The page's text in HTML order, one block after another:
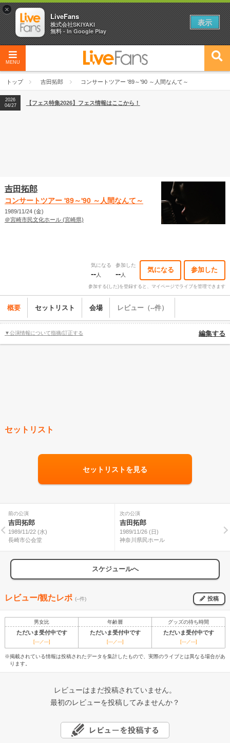
MENU
トップ 吉田拓郎 コンサートツアー '89～'90 ～人間なんて～
2026
04/27
2026
【ライブ動員ランキング】2026年上半期編発表！
2026
04/27
【フェス特集2026】フェス情報はここから！
吉田拓郎
コンサートツアー '89～'90 ～人間なんて～
1989/11/24 (金)
＠宮崎市民文化ホール (宮崎県)
気になる
--人
参加した
--人
気になる 参加した
参加する(した)を登録すると、マイページでライブを管理できます
概要 セットリスト 会場 レビュー（--件）
▼公演情報について指摘/訂正する 編集する
セットリスト
セットリストを見る
前の公演
吉田拓郎
1989/11/22 (水)
長崎市公会堂
次の公演
吉田拓郎
1989/11/26 (日)
神奈川県民ホール
スケジュールへ
レビュー/観たレポ (--件) 投稿
男女比 年齢層 グッズの待ち時間
ただいま受付中です ただいま受付中です ただいま受付中です
[---／---] [---／---] [---／---]
※掲載されている情報は投稿されたデータを集計したもので、実際のライブとは異なる場合があ
ります。
レビューはまだ投稿されていません。
最初のレビューを投稿してみませんか？
×
LiveFans
株式会社SKIYAKI
無料 - In Google Play
表示